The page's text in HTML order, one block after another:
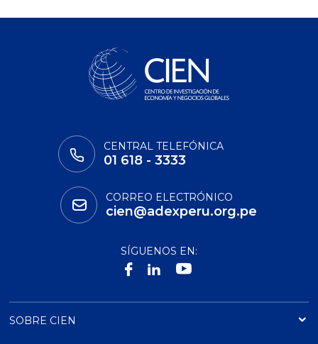
CENTRAL TELEFÓNICA
01 618 - 3333
CORREO ELECTRÓNICO
cien@adexperu.org.pe
SÍGUENOS EN:
SOBRE CIEN